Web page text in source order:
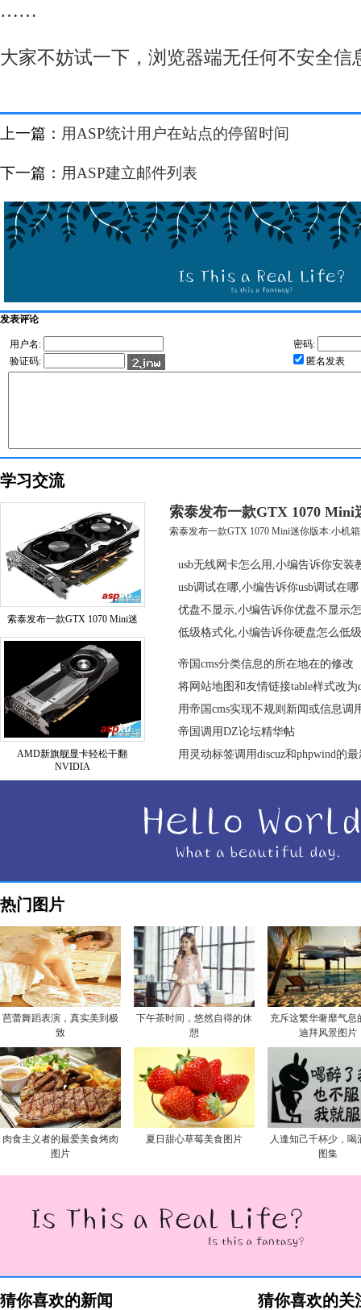
……
大家不妨试一下，浏览器端无任何不安全信
上一篇： 用ASP统计用户在站点的停留时间
下一篇： 用ASP建立邮件列表
发表评论
用户名:
密码:
验证码:
匿名发表
学习交流
索泰发布一款GTX 1070 Mini迷
AMD新旗舰显卡轻松干翻
NVIDIA
索泰发布一款GTX 1070 Mini
索泰发布一款GTX 1070 Mini迷你版本:小机
usb无线网卡怎么用,小编告诉你安装
usb调试在哪,小编告诉你usb调试在哪
优盘不显示,小编告诉你优盘不显示
低级格式化,小编告诉你硬盘怎么低
帝国cms分类信息的所在地在的修改
将网站地图和友情链接table样式改为
用帝国cms实现不规则新闻或信息调
帝国调用DZ论坛精华帖
用灵动标签调用discuz和phpwind的
热门图片
芭蕾舞蹈表演，真实美到极
致
下午茶时间，悠然自得的休
憩
充斥这繁华奢靡气息
迪拜风景图片
肉食主义者的最爱美食烤肉
图片
夏日甜心草莓美食图片
人逢知己千杯少，喝
图集
猜你喜欢的新闻 猜你喜欢的关